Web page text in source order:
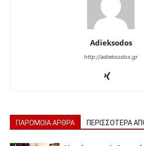
Adieksodos
http://adieksodos.gr
ΠΑΡΟΜΟΙΑ ΑΡΘΡΑ ΠΕΡΙΣΣΟΤΕΡΑ